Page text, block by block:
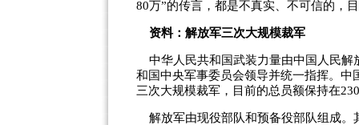
80万”的传言，都是不真实、不可信的，
资料：解放军三次大规模裁军
中华人民共和国武装力量由中国人民解
和国中央军事委员会领导并统一指挥。
三次大规模裁军，目前的总员额保持在
解放军由现役部队和预备役部队组成。